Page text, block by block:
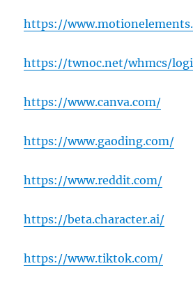
https://
https://twnoc.net/whmcs/
https://www.canva.com/
https://www.gaoding.com/
https://www.reddit.com/
https://beta.character.ai/
https://www.tiktok.com/